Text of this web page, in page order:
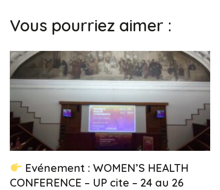
Vous pourriez aimer :
Evénement : WOMEN’S HEALTH
CONFERENCE – UP cite – 24 au 26